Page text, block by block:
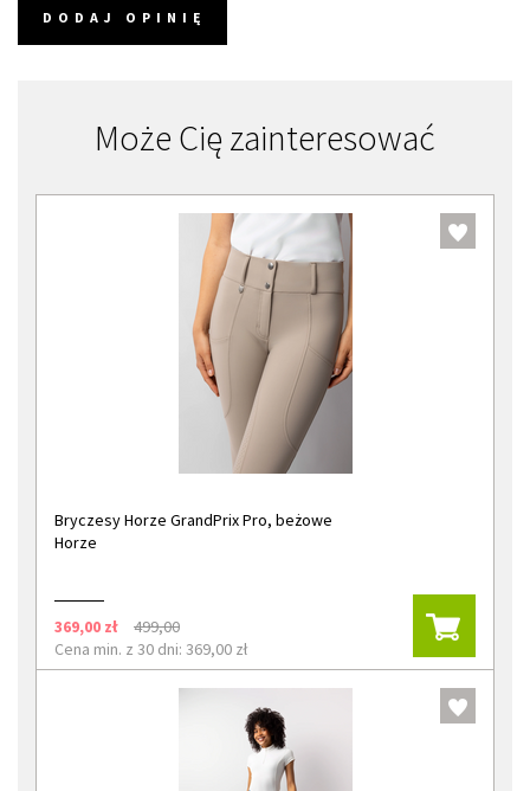
DODAJ OPINIĘ
Może Cię zainteresować
Bryczesy Horze GrandPrix Pro, beżowe
Horze
369,00 zł
499,00
Cena min. z 30 dni: 369,00 zł